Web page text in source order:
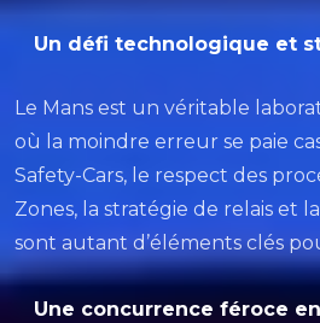
Un défi technologique et
Le Mans est un véritable
où la moindre erreur se paie
Safety-Cars, le respect des
Zones, la stratégie de relais et
sont autant d’éléments clés
Une concurrence féroce